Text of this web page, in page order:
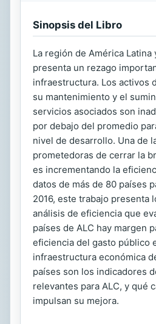
Sinopsis del Libro
La región de América Latina
presenta un rezago
infraestructura. Los activos
su mantenimiento y el
servicios asociados son
por debajo del promedio
nivel de desarrollo. Una de
prometedoras de cerrar la
es incrementando la
datos de más de 80 países
2016, este trabajo presenta
análisis de eficiencia que
países de ALC hay margen
eficiencia del gasto público
infraestructura económica
países son los indicadores
relevantes para ALC, y qué
impulsan su mejora.